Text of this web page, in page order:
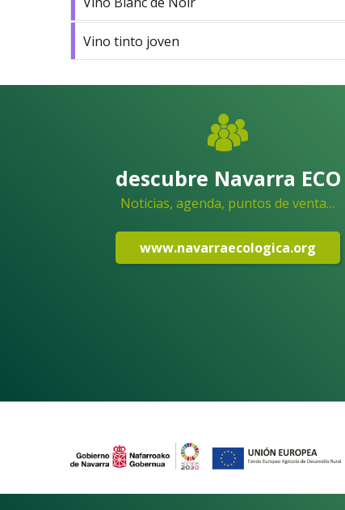
Vino tinto joven
descubre Navarra ECO
Noticias, agenda, puntos de venta…
www.navarraecologica.org